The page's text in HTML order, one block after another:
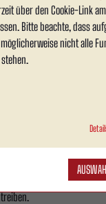
über den Cookie-Link
Bitte beachte, dass
nicht alle
mit großer
wurde sehr
Rot Weiss Ahlen
dem höherklassigen
mit Nils